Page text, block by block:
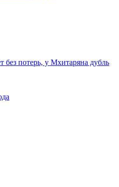
потерь, у Мхитаряна дубль